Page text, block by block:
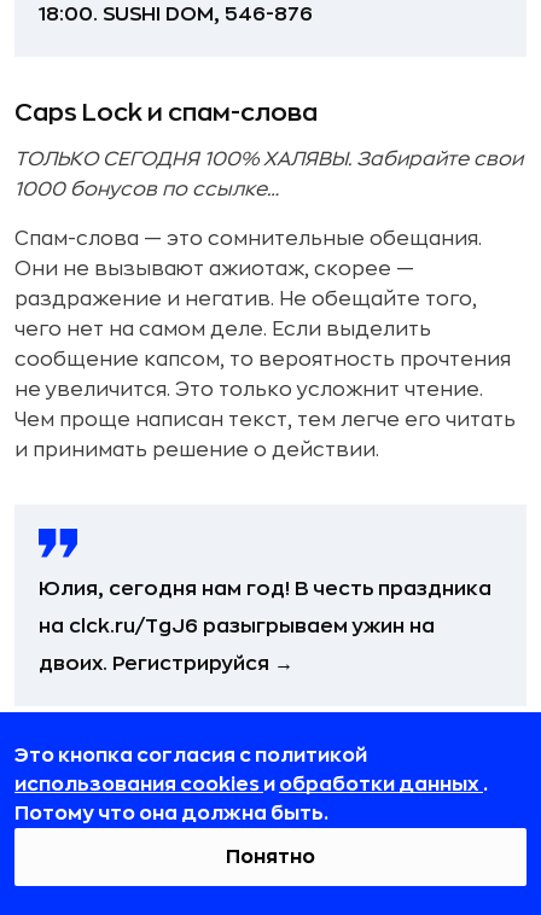
18:00. SUSHI DOM, 546-876
Caps Lock и спам-слова
ТОЛЬКО СЕГОДНЯ 100% ХАЛЯВЫ. Забирайте свои
1000 бонусов по ссылке…
Спам-слова — это сомнительные обещания.
Они не вызывают ажиотаж, скорее —
раздражение и негатив. Не обещайте того,
чего нет на самом деле. Если выделить
сообщение капсом, то вероятность прочтения
не увеличится. Это только усложнит чтение.
Чем проще написан текст, тем легче его читать
и принимать решение о действии.
Юлия, сегодня нам год! В честь праздника
на clck.ru/TgJ6 разыгрываем ужин на
двоих. Регистрируйся →
Мы рассмотрели распространенные ошибки в
СМС-рассылке, которые снижают конверсию и
продажи. Всегда сегментируйте вашу базу,
исходя из цели, добавляйте призыв к
действию и вставляйте правильную ссылку,
Это кнопка согласия с политикой
использования cookies и обработки данных .
Потому что она должна быть.
Понятно